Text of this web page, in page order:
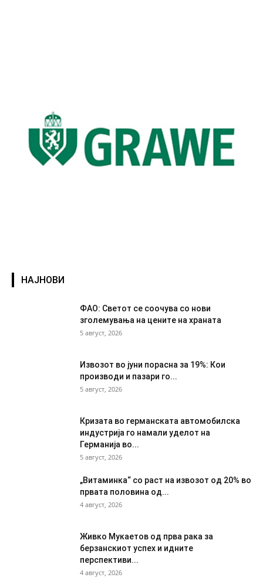
НАЈНОВИ
ФАО: Светот се соочува со нови
зголемувања на цените на храната
5 август, 2026
Извозот во јуни порасна за 19%: Кои
производи и пазари го...
5 август, 2026
Кризата во германската автомобилска
индустрија го намали уделот на
Германија во...
5 август, 2026
„Витаминка“ со раст на извозот од 20% во
првата половина од...
4 август, 2026
Живко Мукаетов од прва рака за
берзанскиот успех и идните
перспективи...
4 август, 2026